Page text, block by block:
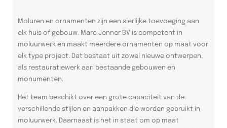
Moluren en ornamenten zijn een sierlijke toevoeging aan
elk huis of gebouw. Marc Jenner BV is competent in
moluurwerk en maakt meerdere ornamenten op maat voor
elk type project. Dat bestaat uit zowel nieuwe ontwerpen,
als restauratiewerk aan bestaande gebouwen en
monumenten.
Het team beschikt over een grote capaciteit van de
verschillende stijlen en aanpakken die worden gebruikt in
moluurwerk. Daarnaast is het in staat om op maat